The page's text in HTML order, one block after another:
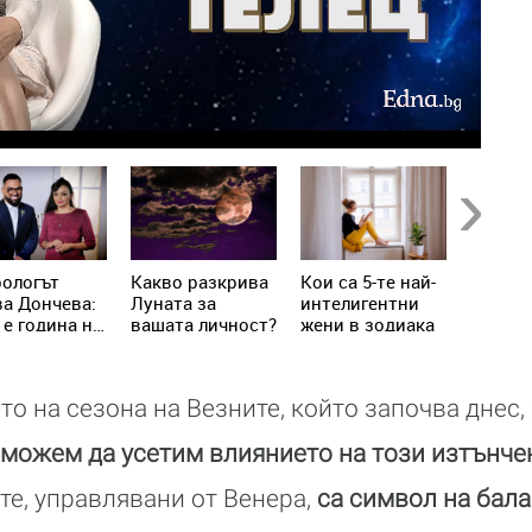
Дончева:
година на
реалност
Kакво разкрива
Луната за
вашата личност?
Кои са 5-те най-
интелигентни
жени в зодиака
на сезона на Везните, който започва
да усетим влиянието на този
управлявани от Венера, са символ на